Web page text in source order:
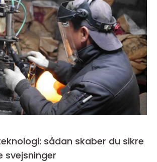
sådan skaber du sikre
svejsninger